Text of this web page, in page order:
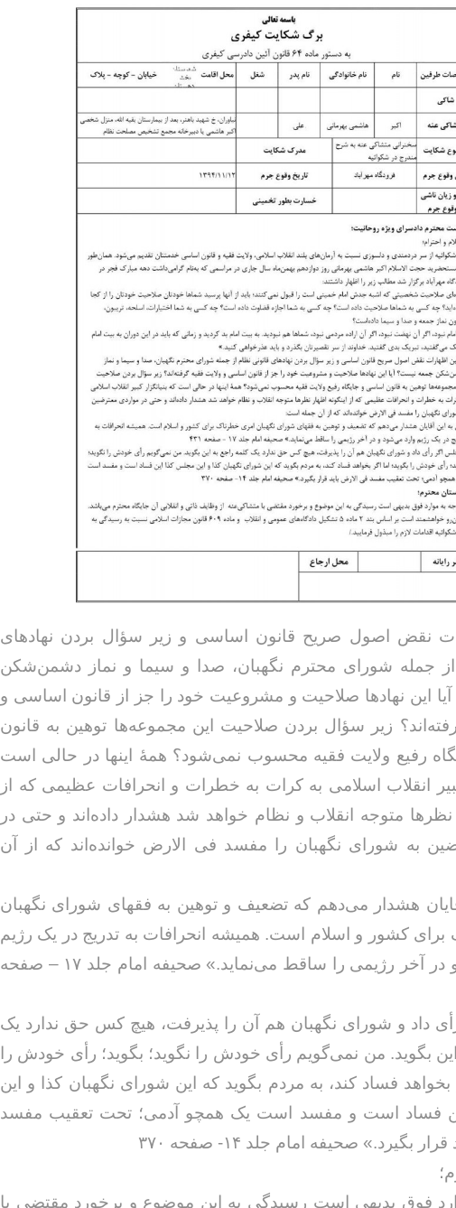
نقض اصول صریح قانون اساسی و زیر سؤال بردن نهادهای
از جمله شورای محترم نگهبان، صدا و سیما و نماز دشمن‌شکن
این نهادها صلاحیت و مشروعیت خود را جز از قانون اساسی و
زیر سؤال بردن صلاحیت این مجموعه‌ها توهین به قانون
رفیع ولایت فقیه محسوب نمی‌شود؟ همۀ اینها در حالی است
کبیر انقلاب اسلامی به کرات به خطرات و انحرافات عظیمی که از
نظرها متوجه انقلاب و نظام خواهد شد هشدار داده‌اند و حتی در
به شورای نگهبان را مفسد فی الارض خوانده‌اند که از آن
هشدار می‌دهم که تضعیف و توهین به فقهای شورای نگهبان
برای کشور و اسلام است. همیشه انحرافات به تدریج در یک رژیم
وارد می‌شود و در آخر رژیمی را ساقط می‌نماید.» صحیفه امام جلد ۱۷ – صفحه
داد و شورای نگهبان هم آن را پذیرفت، هیچ کس حق ندارد یک
بگوید. من نمی‌گویم رأی خودش را نگوید؛ بگوید؛ رأی خودش را
بخواهد فساد کند، به مردم بگوید که این شورای نگهبان کذا و این
فساد است و مفسد است یک همچو آدمی؛ تحت تعقیب مفسد
بگیرد.» صحیفه امام جلد ۱۴- صفحه ۳۷۰
فوق بدیهی است رسیدگی به این موضوع و برخورد مقتضی با